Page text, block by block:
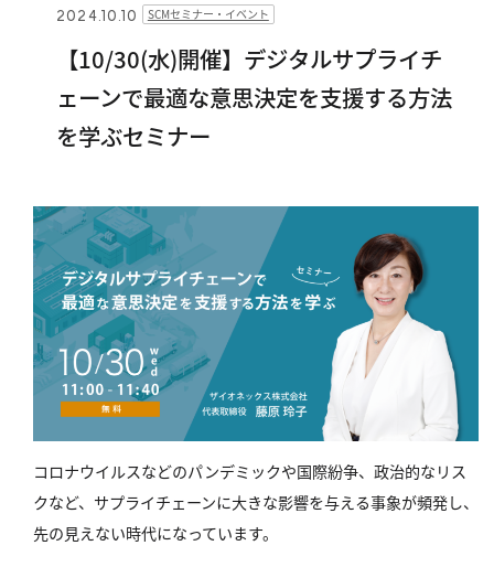
2024.10.10 SCMセミナー・イベント
【10/30(水)開催】デジタルサプライチ
ェーンで最適な意思決定を支援する方法
を学ぶセミナー
コロナウイルスなどのパンデミックや国際紛争、政治的なリス
クなど、サプライチェーンに大きな影響を与える事象が頻発し、
先の見えない時代になっています。